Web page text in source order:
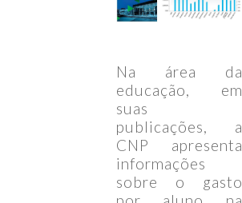
Na área da
educação, em
suas
publicações, a
CNP apresenta
informações
sobre o gasto